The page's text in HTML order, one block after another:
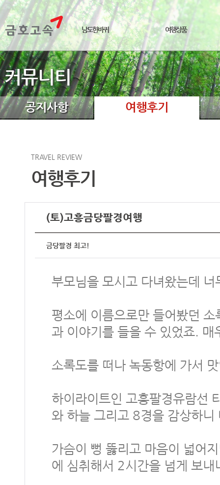
남도한바퀴 여행상품
커뮤니티
공지사항 여행후기
TRAVEL REVIEW
여행후기
(토)고흥금당팔경여행
금당팔경 최고!
부모님을 모시고 다녀왔는데
평소에 이름으로만 들어봤던
과 이야기를 들을 수 있었죠.
소록도를 떠나 녹동항에 가서
하이라이트인 고흥팔경유람선
와 하늘 그리고 8경을 감상하
가슴이 뻥 뚫리고 마음이 넓어
에 심취해서 2시간을 넘게 보